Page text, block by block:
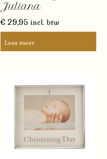
Juliana
€ 29,95 incl. btw
Lees meer